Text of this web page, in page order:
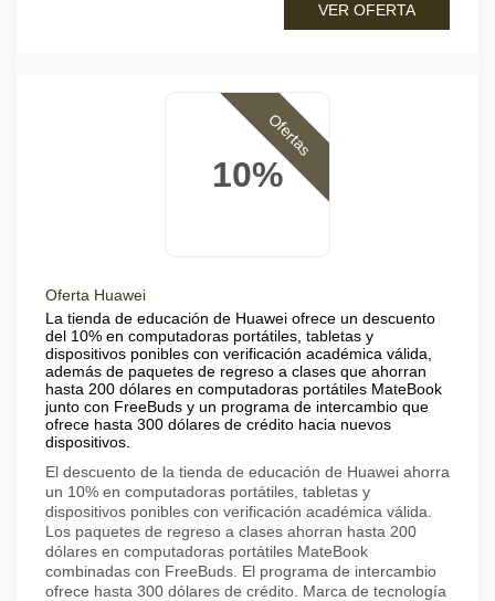
VER OFERTA
10%
Ofertas
Oferta Huawei
La tienda de educación de Huawei ofrece un descuento
del 10% en computadoras portátiles, tabletas y
dispositivos ponibles con verificación académica válida,
además de paquetes de regreso a clases que ahorran
hasta 200 dólares en computadoras portátiles MateBook
junto con FreeBuds y un programa de intercambio que
ofrece hasta 300 dólares de crédito hacia nuevos
dispositivos.
El descuento de la tienda de educación de Huawei ahorra
un 10% en computadoras portátiles, tabletas y
dispositivos ponibles con verificación académica válida.
Los paquetes de regreso a clases ahorran hasta 200
dólares en computadoras portátiles MateBook
combinadas con FreeBuds. El programa de intercambio
ofrece hasta 300 dólares de crédito. Marca de tecnología